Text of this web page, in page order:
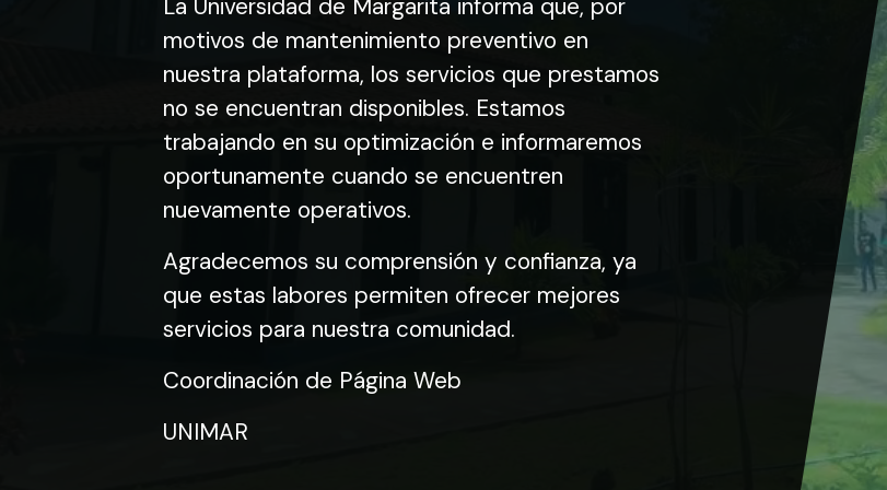
La Universidad de Margarita informa que, por
motivos de mantenimiento preventivo en
nuestra plataforma, los servicios que prestamos
no se encuentran disponibles. Estamos
trabajando en su optimización e informaremos
oportunamente cuando se encuentren
nuevamente operativos.
Agradecemos su comprensión y confianza, ya
que estas labores permiten ofrecer mejores
servicios para nuestra comunidad.
Coordinación de Página Web
UNIMAR